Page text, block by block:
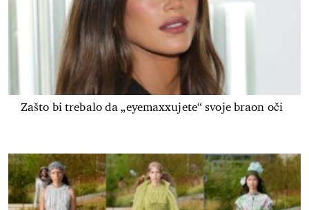
Zašto bi trebalo da „eyemaxxujete“ svoje braon oči